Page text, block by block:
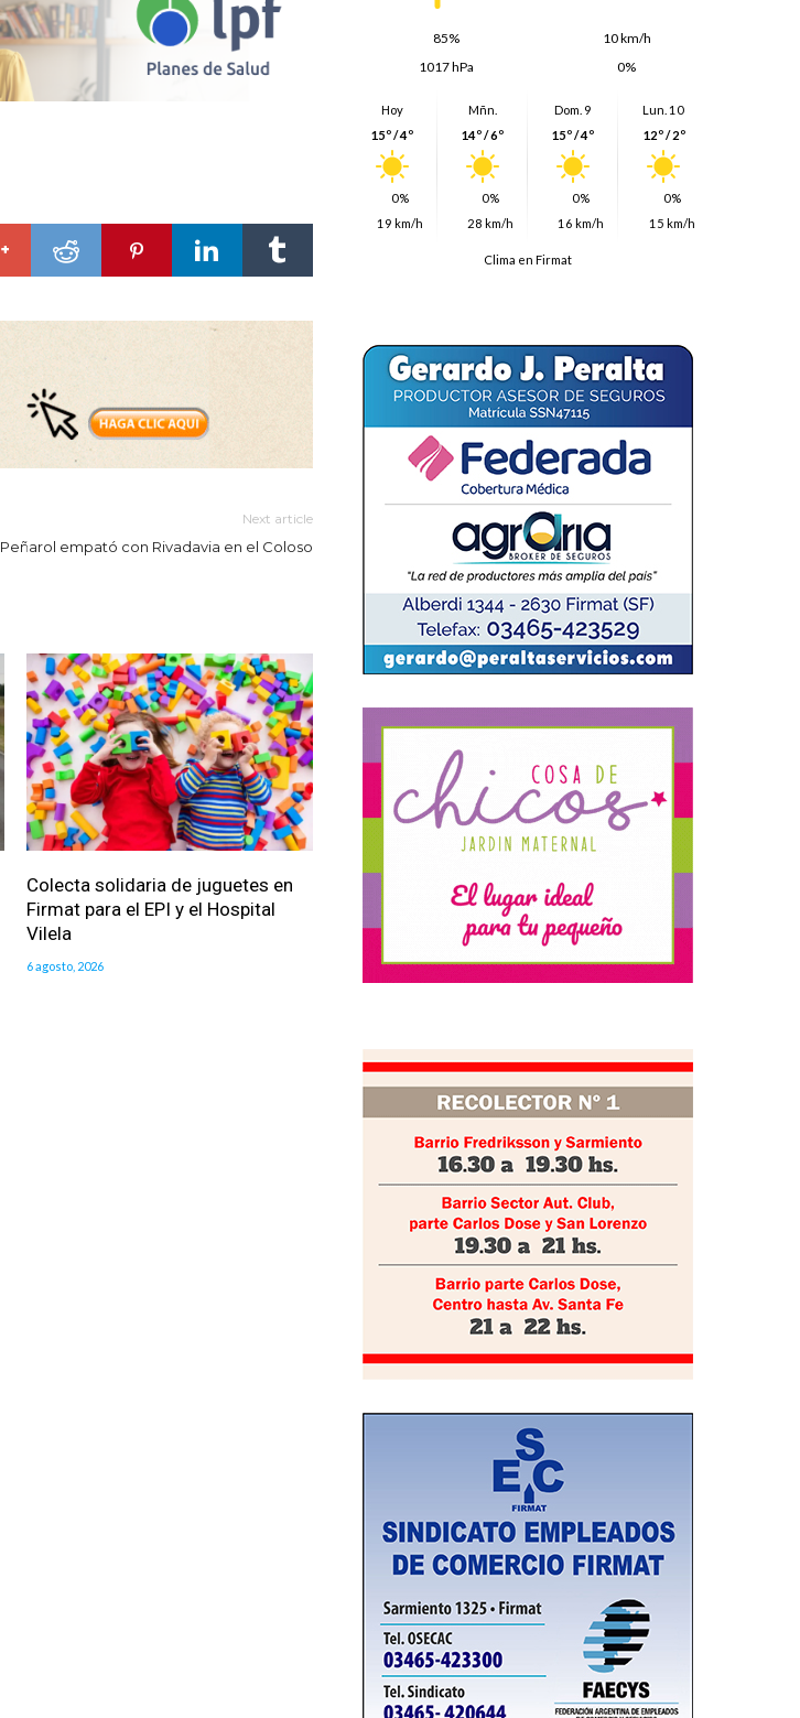
Next article
Peñarol empató con Rivadavia en el Coloso
Colecta solidaria de juguetes en
Firmat para el EPI y el Hospital
Vilela
6 agosto, 2026
85%
10 km/h
1017 hPa
0%
Hoy
15º / 4º
0%
19 km/h
Mñn.
14º / 6º
0%
28 km/h
Dom. 9
15º / 4º
0%
16 km/h
Lun. 10
12º / 2º
0%
15 km/h
Clima en Firmat